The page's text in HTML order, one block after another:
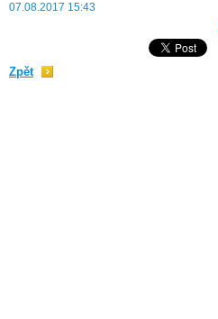
07.08.2017 15:43
Zpět